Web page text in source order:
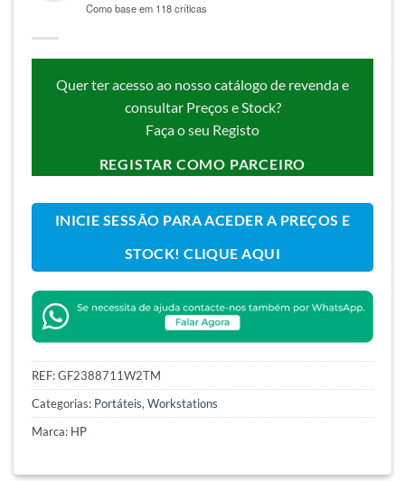
Como base em 118 críticas
Quer ter acesso ao nosso catálogo de revenda e
consultar Preços e Stock?
Faça o seu Registo
REGISTAR COMO PARCEIRO
INICIE SESSÃO PARA ACEDER A PREÇOS E
STOCK! CLIQUE AQUI
REF:GF2388711W2TM
Categorias: Portáteis,Workstations
Marca: HP